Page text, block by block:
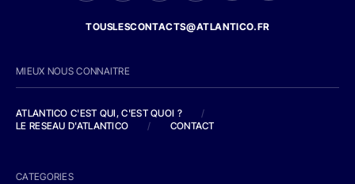
TOUSLESCONTACTS@ATLANTICO.FR
MIEUX NOUS CONNAITRE
ATLANTICO C'EST QUI, C'EST QUOI ?
/
LE RESEAU D'ATLANTICO
/ CONTACT
CATEGORIES